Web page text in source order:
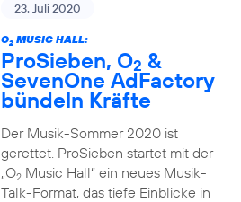
23. Juli 2020
O2MUSIC HALL:
ProSieben, O2 &
SevenOne AdFactory
bündeln Kräfte
Der Musik-Sommer 2020 ist
gerettet. ProSieben startet mit der
„O2Music Hall“ ein neues Musik-
Talk-Format, das tiefe Einblicke in